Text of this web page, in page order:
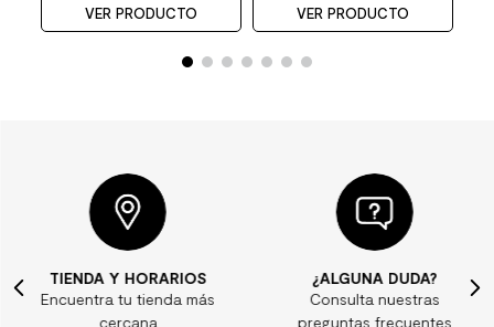
VER PRODUCTO VER PRODUCTO
TIENDA Y HORARIOS
Encuentra tu tienda más
cercana
¿ALGUNA DUDA?
Consulta nuestras
preguntas frecuentes